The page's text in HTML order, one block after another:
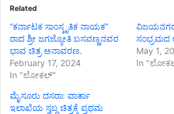
Related
“ಕರ್ನಾಟಕ ಸಾಂಸ್ಕೃತಿಕ ನಾಯಕ”
ರಾದ ಶ್ರೀ ಜಗಜ್ಯೋತಿ ಬಸವಣ್ಣನವರ
ಭಾವ ಚಿತ್ರ ಅನಾವರಣ.
February 17, 2024
In "ಲೋಕಲ್"
ಸಂಭ್ರಮದ
May 1,
In
ಮೈಸೂರು ದಸರಾ: ವಾರ್ತಾ
ಇಲಾಖೆಯ ಸ್ತಬ್ಧ ಚಿತ್ರಕ್ಕೆ ಪ್ರಥಮ